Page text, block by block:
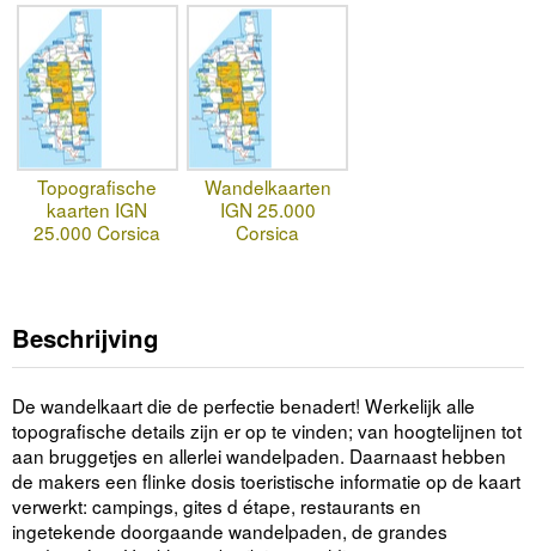
Topografische
kaarten IGN
25.000 Corsica
Wandelkaarten
IGN 25.000
Corsica
Beschrijving
De wandelkaart die de perfectie benadert! Werkelijk alle
topografische details zijn er op te vinden; van hoogtelijnen tot
aan bruggetjes en allerlei wandelpaden. Daarnaast hebben
de makers een flinke dosis toeristische informatie op de kaart
verwerkt: campings, gites d étape, restaurants en
ingetekende doorgaande wandelpaden, de grandes